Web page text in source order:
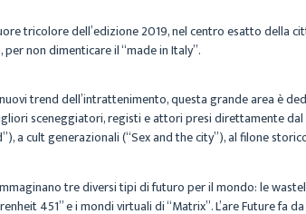
tricolore dell’edizione 2019, nel centro esatto della
per non dimenticare il “made in Italy”.
trend dell’intrattenimento, questa grande area è
sceneggiatori, registi e attori presi direttamente dal
a cult generazionali (“Sex and the city”), al filone
tre diversi tipi di futuro per il mondo: le
451” e i mondi virtuali di “Matrix”. L’are Future